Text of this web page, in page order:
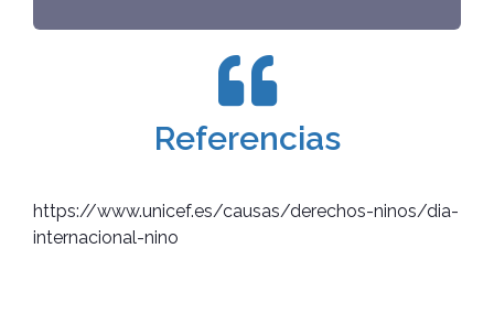
Referencias
https://www.unicef.es/causas/derechos-ninos/dia-
internacional-nino